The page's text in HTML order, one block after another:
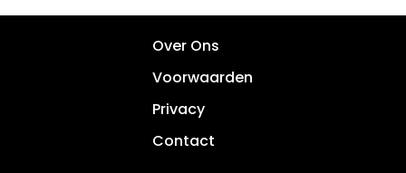
Over Ons
Voorwaarden
Privacy
Contact